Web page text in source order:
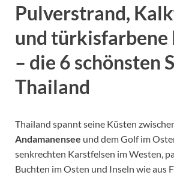
Pulverstrand,
und türkisfarbene
– die 6 schönsten
Thailand
Thailand spannt seine Küsten
Andamanensee und dem Golf im
senkrechten Karstfelsen im Westen,
Buchten im Osten und Inseln wie aus